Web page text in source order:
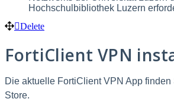
Hochschulbibliothek Luzern
Delete
FortiClient VPN
Die aktuelle FortiClient VPN App finden
Store.